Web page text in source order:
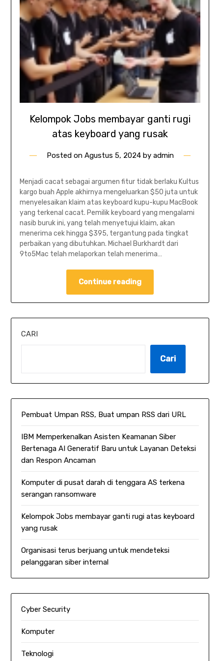
Kelompok Jobs membayar ganti rugi
atas keyboard yang rusak
Posted on Agustus 5, 2024by admin
Menjadi cacat sebagai argumen fitur tidak berlaku Kultus
kargo buah Apple akhirnya mengeluarkan $50 juta untuk
menyelesaikan klaim atas keyboard kupu-kupu MacBook
yang terkenal cacat. Pemilik keyboard yang mengalami
nasib buruk ini, yang telah menyetujui klaim, akan
menerima cek hingga $395, tergantung pada tingkat
perbaikan yang dibutuhkan. Michael Burkhardt dari
9to5Mac telah melaporkan telah menerima…
Continue reading
CARI
Cari
Pembuat Umpan RSS, Buat umpan RSS dari URL
IBM Memperkenalkan Asisten Keamanan Siber
Bertenaga AI Generatif Baru untuk Layanan Deteksi
dan Respon Ancaman
Komputer di pusat darah di tenggara AS terkena
serangan ransomware
Kelompok Jobs membayar ganti rugi atas keyboard
yang rusak
Organisasi terus berjuang untuk mendeteksi
pelanggaran siber internal
Cyber Security
Komputer
Teknologi